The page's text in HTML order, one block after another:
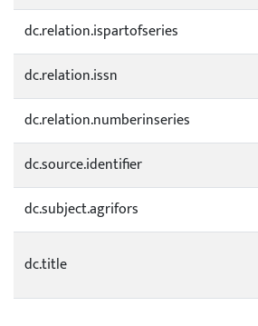
dc.relation.ispartofseries
dc.relation.issn
dc.relation.numberinseries
dc.source.identifier
dc.subject.agrifors
dc.title